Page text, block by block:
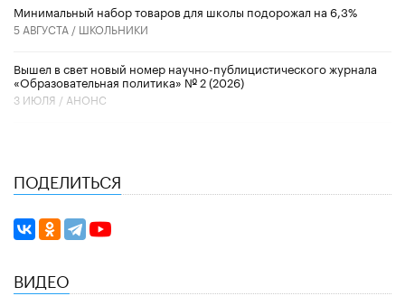
Минимальный набор товаров для школы подорожал на 6,3%
5 АВГУСТА / ШКОЛЬНИКИ
Вышел в свет новый номер научно-публицистического журнала
«Образовательная политика» № 2 (2026)
3 ИЮЛЯ / АНОНС
ПОДЕЛИТЬСЯ
ВИДЕО